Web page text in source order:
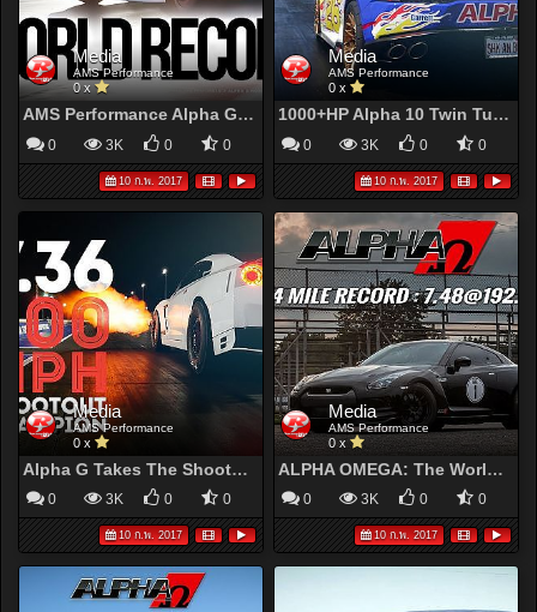
Media
AMS Performance
0 x
AMS Performance Alpha G Brings The World Record Back Home!
0 3K 0 0
10 ก.พ. 2017
Media
AMS Performance
0 x
1000+HP Alpha 10 Twin Turbo Lamborghini Huracan Runs 9.4 @ 147mph
0 3K 0 0
10 ก.พ. 2017
Media
AMS Performance
0 x
Alpha G Takes The Shootout Win With 7.36 Pass
0 3K 0 0
10 ก.พ. 2017
Media
AMS Performance
0 x
ALPHA OMEGA: The World’s Quickest & Fastest R35 GT-R!
0 3K 0 0
10 ก.พ. 2017